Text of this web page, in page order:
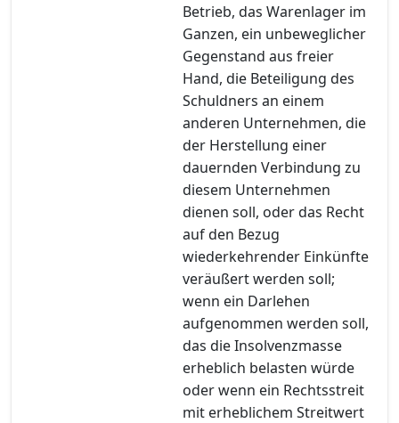
Betrieb, das Warenlager im
Ganzen, ein unbeweglicher
Gegenstand aus freier
Hand, die Beteiligung des
Schuldners an einem
anderen Unternehmen, die
der Herstellung einer
dauernden Verbindung zu
diesem Unternehmen
dienen soll, oder das Recht
auf den Bezug
wiederkehrender Einkünfte
veräußert werden soll;
wenn ein Darlehen
aufgenommen werden soll,
das die Insolvenzmasse
erheblich belasten würde
oder wenn ein Rechtsstreit
mit erheblichem Streitwert